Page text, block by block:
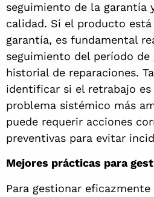
seguimiento de la garantía
calidad. Si el producto
garantía, es fundamental
seguimiento del período de
historial de reparaciones.
identificar si el retrabajo es
problema sistémico más
puede requerir acciones
preventivas para evitar
Mejores prácticas para
Para gestionar